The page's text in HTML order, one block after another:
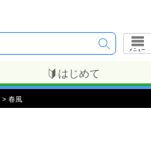
メニュー
はじめて
> 春風